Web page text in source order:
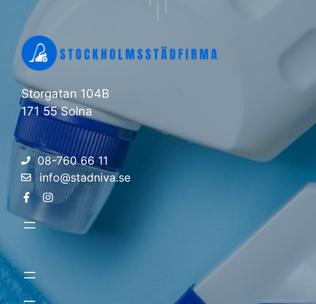
Storgatan 104B
171 55 Solna
08-760 66 11
info@stadniva.se